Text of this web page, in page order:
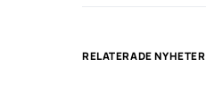
RELATERADE NYHETER